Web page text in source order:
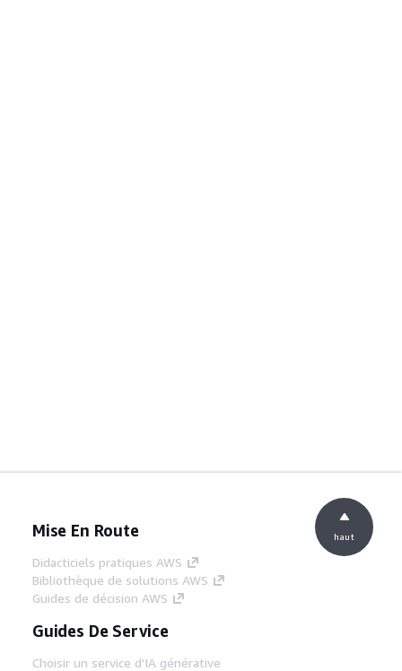
Mise En Route
Didacticiels pratiques AWS
Bibliothèque de solutions AWS
Guides de décision AWS
Guides De Service
Choisir un service d'IA générative
haut